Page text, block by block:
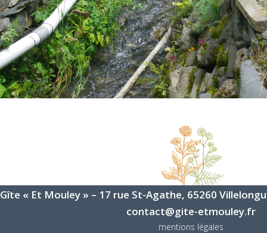
Gîte « Et Mouley » – 17 rue St-Agathe, 65260
contact@gite-etmouley.fr
mentions légales